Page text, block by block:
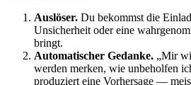
Auslöser. Du bekommst die
Unsicherheit oder eine
bringt.
Automatischer Gedanke. „Mir
werden merken, wie unbeholfen
produziert eine Vorhersage —